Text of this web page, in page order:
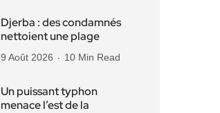
Djerba : des condamnés
nettoient une plage
9 Août 2026 10 Min Read
Un puissant typhon
menace l’est de la